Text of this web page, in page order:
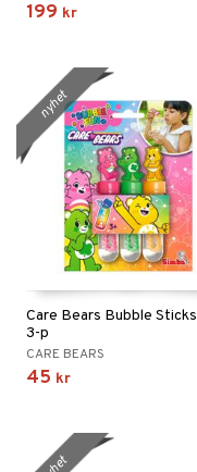
199 kr
Care Bears Bubble Sticks
3-p
CARE BEARS
45 kr
nyhet